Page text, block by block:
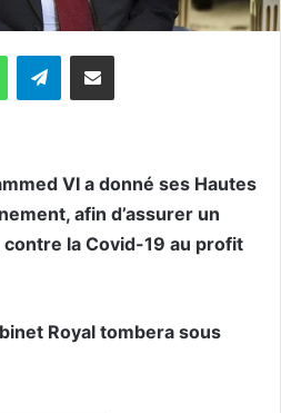
WhatsApp Telegram
VI a donné ses Hautes
afin d’assurer un
la Covid-19 au profit
Royal tombera sous